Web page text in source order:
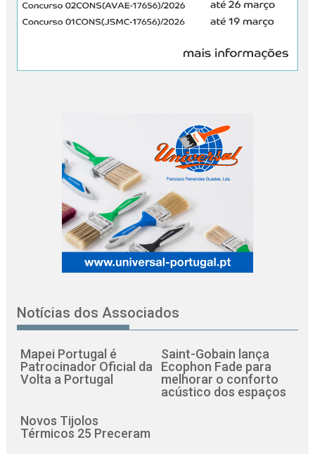
Notícias dos Associados
Mapei Portugal é
Patrocinador Oficial da
Volta a Portugal
Saint-Gobain lança
Ecophon Fade para
melhorar o conforto
acústico dos espaços
Novos Tijolos
Térmicos 25 Preceram